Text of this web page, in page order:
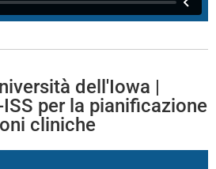
dell'Iowa |
per la pianificazione
cliniche